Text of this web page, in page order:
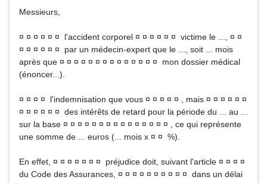
Messieurs,
¤ ¤ ¤ ¤ ¤ ¤ l'accident corporel ¤ ¤ ¤ ¤ ¤ ¤ victime le ..., ¤ ¤
¤ ¤ ¤ ¤ ¤ ¤ par un médecin-expert que le ..., soit ... mois
après que ¤ ¤ ¤ ¤ ¤ ¤ ¤ ¤ ¤ ¤ ¤ ¤ ¤ ¤ mon dossier médical
(énoncer...).
¤ ¤ ¤ ¤ l'indemnisation que vous ¤ ¤ ¤ ¤ ¤ , mais ¤ ¤ ¤ ¤ ¤ ¤
¤ ¤ ¤ ¤ ¤ ¤ des intérêts de retard pour la période du ... au ...
sur la base ¤ ¤ ¤ ¤ ¤ ¤ ¤ ¤ ¤ ¤ ¤ ¤ ¤ ¤ ¤ , ce qui représente
une somme de ... euros (... mois x ¤ ¤ %).
En effet, ¤ ¤ ¤ ¤ ¤ ¤ ¤ préjudice doit, suivant l'article ¤ ¤ ¤ ¤
du Code des Assurances, ¤ ¤ ¤ ¤ ¤ ¤ ¤ ¤ ¤ ¤ dans un délai